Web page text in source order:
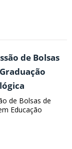
de Bolsas
de Bolsas de
Educação